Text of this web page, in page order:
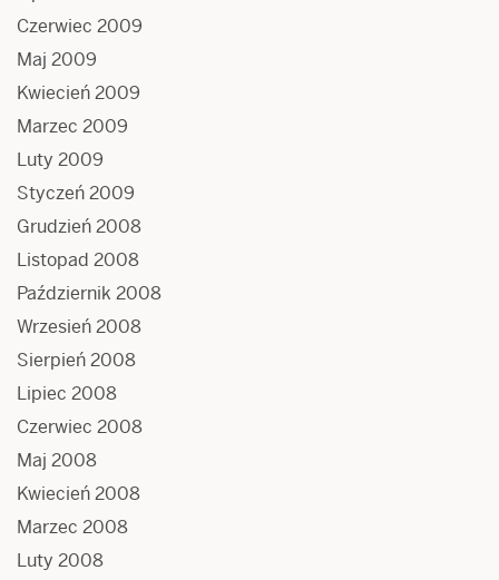
Czerwiec 2009
Maj 2009
Kwiecień 2009
Marzec 2009
Luty 2009
Styczeń 2009
Grudzień 2008
Listopad 2008
Październik 2008
Wrzesień 2008
Sierpień 2008
Lipiec 2008
Czerwiec 2008
Maj 2008
Kwiecień 2008
Marzec 2008
Luty 2008